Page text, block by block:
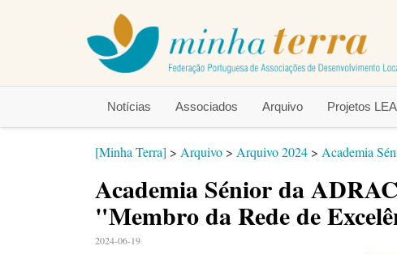
Notícias Associados Arquivo Projetos
[Minha Terra] > Arquivo > Arquivo 2024 > Academia
Academia Sénior da
"Membro da Rede de
2024-06-19